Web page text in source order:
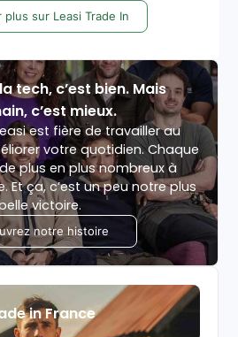
plus sur Leasi Trade In
tech, c’est bien. Mais
c’est mieux.
est fière de travailler au
votre quotidien. Chaque
plus en plus nombreux à
Et ça, c’est un peu notre plus
victoire.
notre histoire
in France